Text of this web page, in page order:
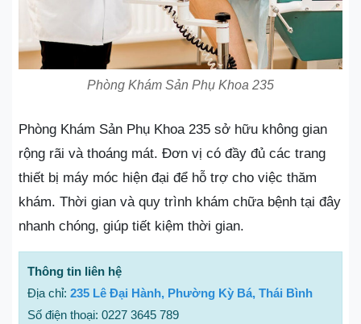
Phòng Khám Sản Phụ Khoa 235
Phòng Khám Sản Phụ Khoa 235 sở hữu không gian
rộng rãi và thoáng mát. Đơn vị có đầy đủ các trang
thiết bị máy móc hiện đại để hỗ trợ cho việc thăm
khám. Thời gian và quy trình khám chữa bệnh tại đây
nhanh chóng, giúp tiết kiệm thời gian.
Thông tin liên hệ
Địa chỉ: 235 Lê Đại Hành, Phường Kỳ Bá, Thái Bình
Số điện thoại: 0227 3645 789